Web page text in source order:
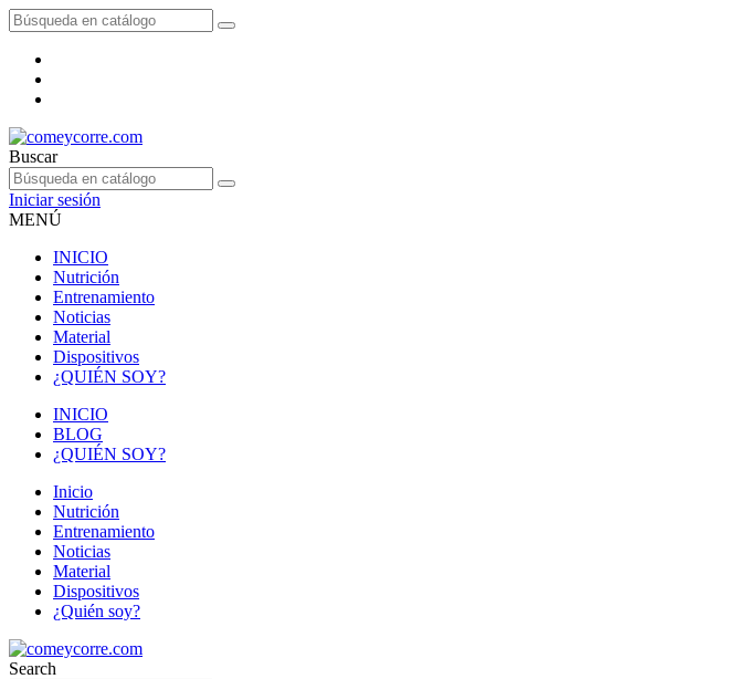
Buscar
Iniciar sesión
MENÚ
INICIO
Nutrición
Entrenamiento
Noticias
Material
Dispositivos
¿QUIÉN SOY?
INICIO
BLOG
¿QUIÉN SOY?
Inicio
Nutrición
Entrenamiento
Noticias
Material
Dispositivos
¿Quién soy?
Search